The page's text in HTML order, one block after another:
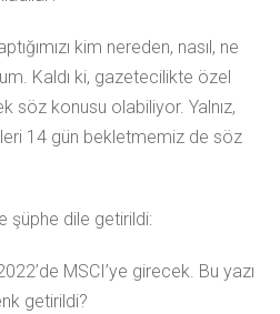
kim nereden, nasıl, ne
Kaldı ki, gazetecilikte özel
söz konusu olabiliyor. Yalnız,
14 gün bekletmemiz de söz
şüphe dile getirildi:
MSCI’ye girecek. Bu yazı
getirildi?